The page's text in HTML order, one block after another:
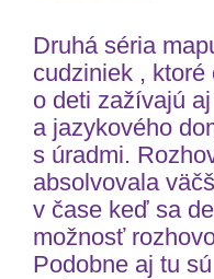
Druhá séria
cudziniek ,
o deti zažívajú
a jazykového
s úradmi.
absolvovala
v čase keď sa
možnosť
Podobne aj tu